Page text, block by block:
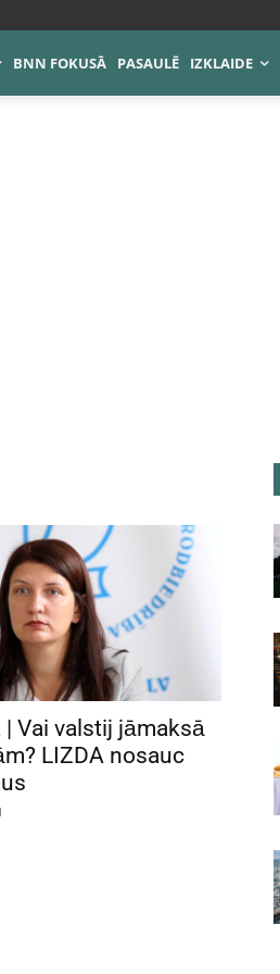
BNN FOKUSĀ PASAULĒ IZKLAIDE
| Vai valstij jāmaksā
LIZDA nosauc